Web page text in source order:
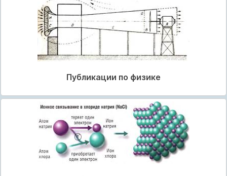
Публикации по физике